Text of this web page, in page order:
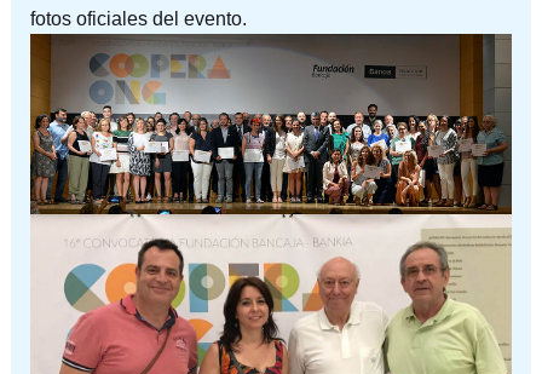
fotos oficiales del evento.